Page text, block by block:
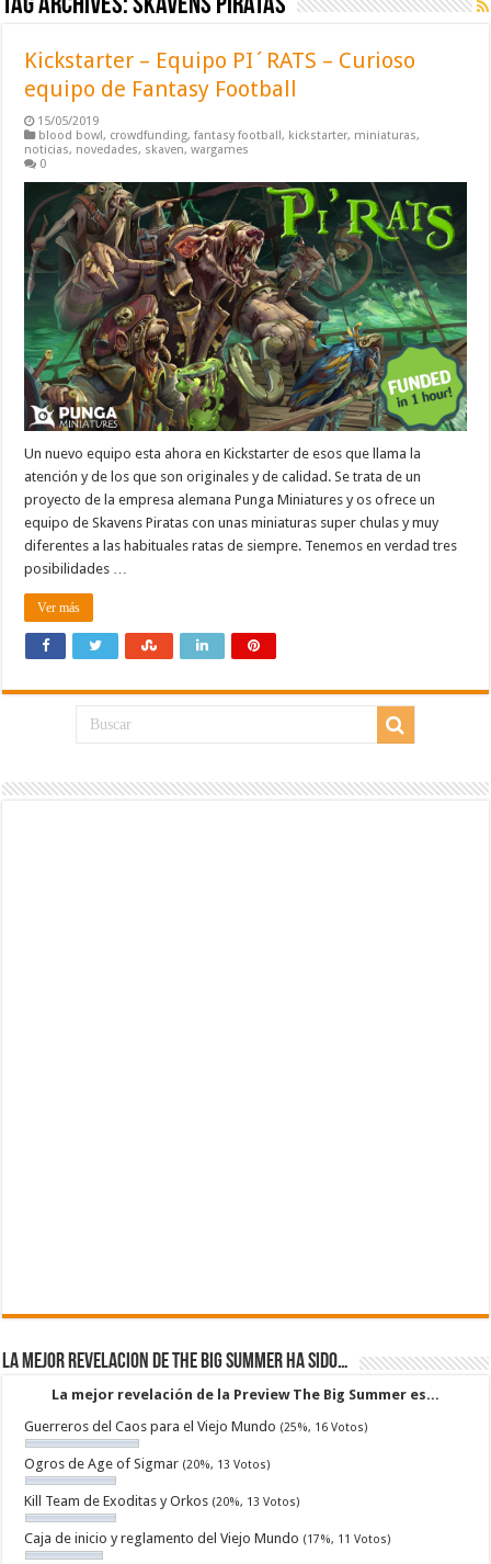
Tag Archives:skavens piratas
Kickstarter – Equipo PI´RATS – Curioso
equipo de Fantasy Football
15/05/2019
blood bowl, crowdfunding,fantasy football, kickstarter, miniaturas,
noticias, novedades, skaven,wargames
0
Un nuevo equipo esta ahora en Kickstarter de esos que llama la
atención y de los que son originales y de calidad. Se trata de un
proyecto de la empresa alemana Punga Miniatures y os ofrece un
equipo de Skavens Piratas con unas miniaturas super chulas y muy
diferentes a las habituales ratas de siempre. Tenemos en verdad tres
posibilidades …
Ver más
La mejor revelacion de The Big Summer ha sido…
La mejor revelación de la Preview The Big Summer es...
Guerreros del Caos para el Viejo Mundo (25%, 16 Votos)
Ogros de Age of Sigmar (20%, 13 Votos)
Kill Team de Exoditas y Orkos (20%, 13 Votos)
Caja de inicio y reglamento del Viejo Mundo (17%, 11 Votos)